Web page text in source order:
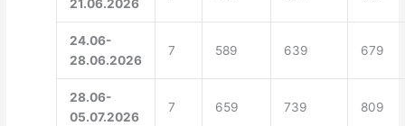
21.06.2026
24.06-
28.06.2026
7 589 639 679
28.06-
05.07.2026
7 659 739 809